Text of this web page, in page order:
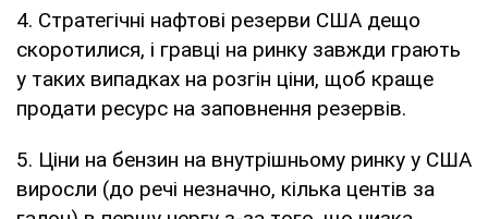
4. Стратегічні нафтові резерви США дещо
скоротилися, і гравці на ринку завжди грають
у таких випадках на розгін ціни, щоб краще
продати ресурс на заповнення резервів.
5. Ціни на бензин на внутрішньому ринку у США
виросли (до речі незначно, кілька центів за